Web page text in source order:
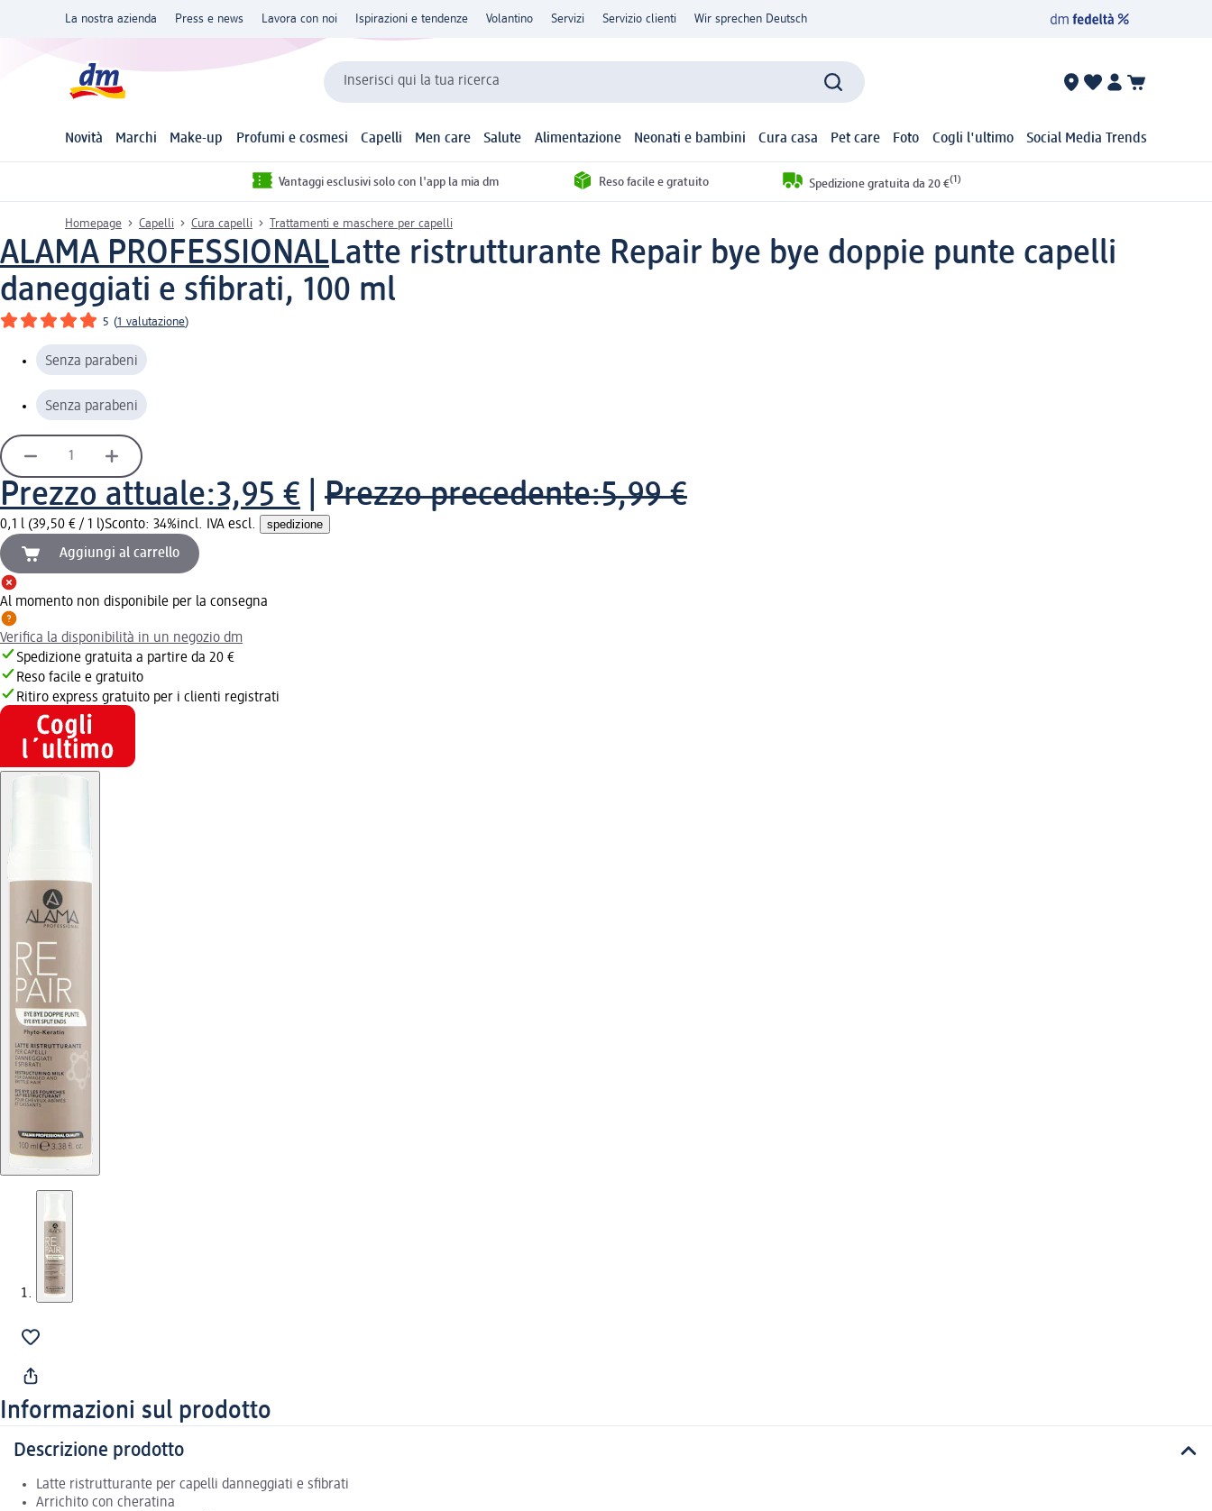
La nostra azienda Press e news Lavora con noi Ispirazioni e tendenze Volantino Servizi Servizio clienti Wir sprechen Deutsch
Inserisci qui la tua ricerca
Novità Marchi Make-up Profumi e cosmesi Capelli Men care Salute Alimentazione Neonati e bambini Cura casa Pet care Foto Cogli l'ultimo Social Media Trends
Vantaggi esclusivi solo con l'app la mia dm Reso facile e gratuito Spedizione gratuita da 20 €(1)
Homepage Capelli Cura capelli Trattamenti e maschere per capelli
ALAMA PROFESSIONALLatte ristrutturante Repair bye bye doppie punte capelli
daneggiati e sfibrati, 100 ml
5 (1 valutazione)
Senza parabeni
Senza parabeni
Prezzo attuale:3,95 € Prezzo precedente:5,99 €
0,1 l (39,50 € / 1 l)Sconto: 34%incl. IVA escl. spedizione
Aggiungi al carrello
Al momento non disponibile per la consegna
Verifica la disponibilità in un negozio dm
Spedizione gratuita a partire da 20 €
Reso facile e gratuito
Ritiro express gratuito per i clienti registrati
Informazioni sul prodotto
Descrizione prodotto
Latte ristrutturante per capelli danneggiati e sfibrati
Arrichito con cheratina